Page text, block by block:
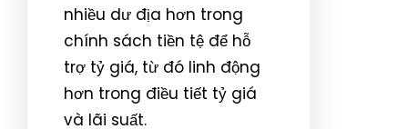
nhiều dư địa hơn trong
chính sách tiền tệ để hỗ
trợ tỷ giá, từ đó linh động
hơn trong điều tiết tỷ giá
và lãi suất.